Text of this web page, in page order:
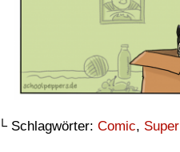
└ Schlagwörter: Comic,